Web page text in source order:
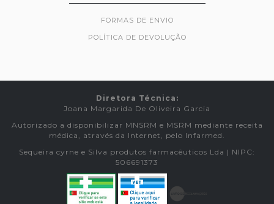
FORMAS DE ENVIO
POLÍTICA DE DEVOLUÇÃO
Diretora Técnica:
Joana Margarida De Oliveira Garcia
Autorizado a disponibilizar MNSRM e MSRM mediante receita
médica, através da Internet, pelo Infarmed.
Sequeira cyrne e Silva produtos farmacêuticos Lda | NIPC:
506691373